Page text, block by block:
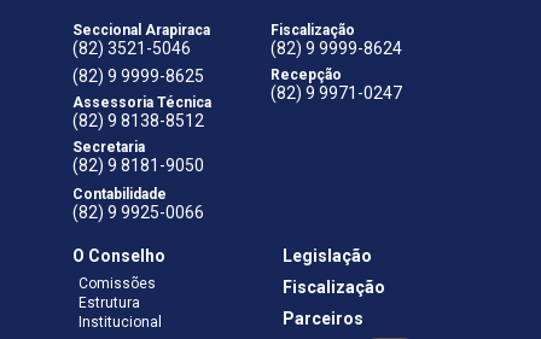
Seccional Arapiraca
(82) 3521-5046
(82) 9 9999-8625
Assessoria Técnica
(82) 9 8138-8512
Secretaria
(82) 9 8181-9050
Contabilidade
(82) 9 9925-0066
Fiscalização
(82) 9 9999-8624
Recepção
(82) 9 9971-0247
O Conselho
Comissões
Estrutura
Institucional
Legislação
Fiscalização
Parceiros